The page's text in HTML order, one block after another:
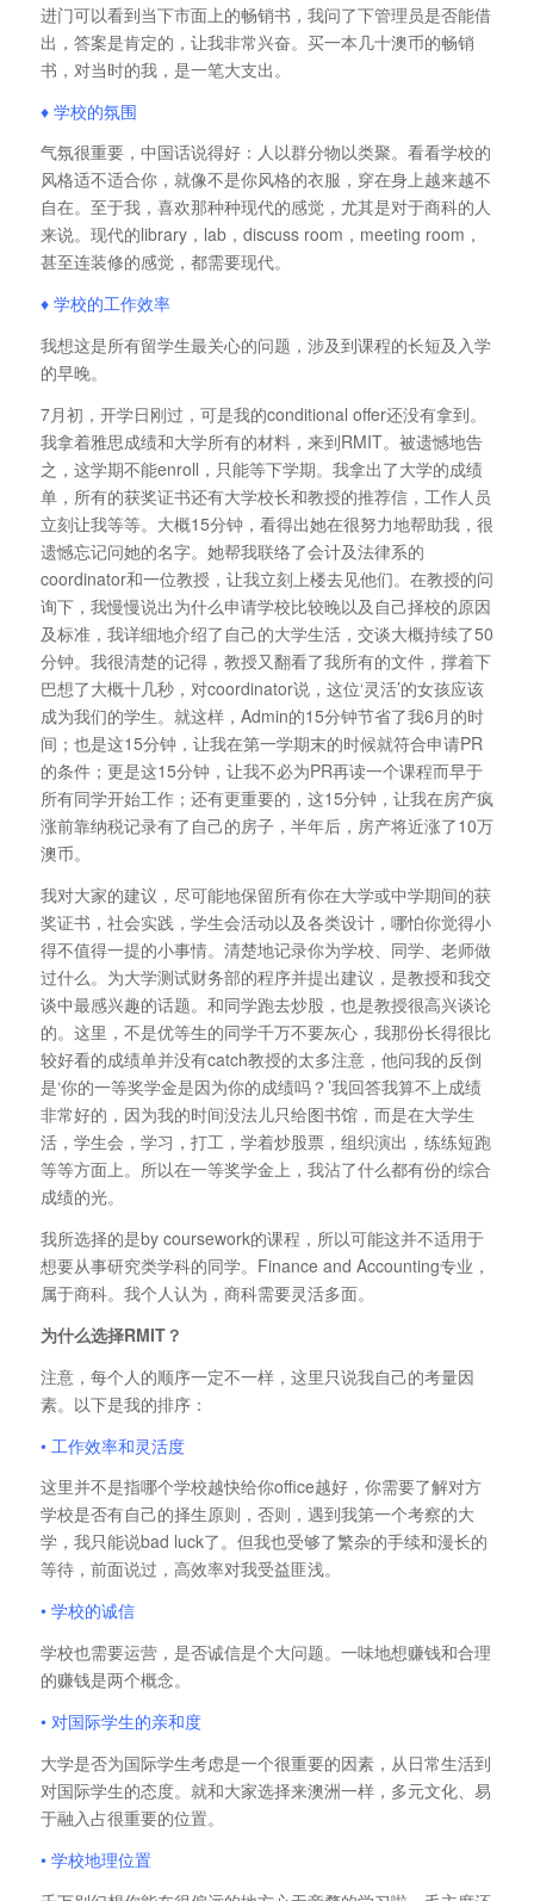
进门可以看到当下市面上的畅销书，我问了下管理员是否能借
出，答案是肯定的，让我非常兴奋。买一本几十澳币的畅销
书，对当时的我，是一笔大支出。
♦ 学校的氛围
气氛很重要，中国话说得好：人以群分物以类聚。看看学校的
风格适不适合你，就像不是你风格的衣服，穿在身上越来越不
自在。至于我，喜欢那种种现代的感觉，尤其是对于商科的人
来说。现代的library，lab，discuss room，meeting room，
甚至连装修的感觉，都需要现代。
♦ 学校的工作效率
我想这是所有留学生最关心的问题，涉及到课程的长短及入学
的早晚。
7月初，开学日刚过，可是我的conditional offer还没有拿到。
我拿着雅思成绩和大学所有的材料，来到RMIT。被遗憾地告
之，这学期不能enroll，只能等下学期。我拿出了大学的成绩
单，所有的获奖证书还有大学校长和教授的推荐信，工作人员
立刻让我等等。大概15分钟，看得出她在很努力地帮助我，很
遗憾忘记问她的名字。她帮我联络了会计及法律系的
coordinator和一位教授，让我立刻上楼去见他们。在教授的问
询下，我慢慢说出为什么申请学校比较晚以及自己择校的原因
及标准，我详细地介绍了自己的大学生活，交谈大概持续了50
分钟。我很清楚的记得，教授又翻看了我所有的文件，撑着下
巴想了大概十几秒，对coordinator说，这位‘灵活’的女孩应该
成为我们的学生。就这样，Admin的15分钟节省了我6月的时
间；也是这15分钟，让我在第一学期末的时候就符合申请PR
的条件；更是这15分钟，让我不必为PR再读一个课程而早于
所有同学开始工作；还有更重要的，这15分钟，让我在房产疯
涨前靠纳税记录有了自己的房子，半年后，房产将近涨了10万
澳币。
我对大家的建议，尽可能地保留所有你在大学或中学期间的获
奖证书，社会实践，学生会活动以及各类设计，哪怕你觉得小
得不值得一提的小事情。清楚地记录你为学校、同学、老师做
过什么。为大学测试财务部的程序并提出建议，是教授和我交
谈中最感兴趣的话题。和同学跑去炒股，也是教授很高兴谈论
的。这里，不是优等生的同学千万不要灰心，我那份长得很比
较好看的成绩单并没有catch教授的太多注意，他问我的反倒
是‘你的一等奖学金是因为你的成绩吗？’我回答我算不上成绩
非常好的，因为我的时间没法儿只给图书馆，而是在大学生
活，学生会，学习，打工，学着炒股票，组织演出，练练短跑
等等方面上。所以在一等奖学金上，我沾了什么都有份的综合
成绩的光。
我所选择的是by coursework的课程，所以可能这并不适用于
想要从事研究类学科的同学。Finance and Accounting专业，
属于商科。我个人认为，商科需要灵活多面。
为什么选择RMIT？
注意，每个人的顺序一定不一样，这里只说我自己的考量因
素。以下是我的排序：
• 工作效率和灵活度
这里并不是指哪个学校越快给你office越好，你需要了解对方
学校是否有自己的择生原则，否则，遇到我第一个考察的大
学，我只能说bad luck了。但我也受够了繁杂的手续和漫长的
等待，前面说过，高效率对我受益匪浅。
• 学校的诚信
学校也需要运营，是否诚信是个大问题。一味地想赚钱和合理
的赚钱是两个概念。
• 对国际学生的亲和度
大学是否为国际学生考虑是一个很重要的因素，从日常生活到
对国际学生的态度。就和大家选择来澳洲一样，多元文化、易
于融入占很重要的位置。
• 学校地理位置